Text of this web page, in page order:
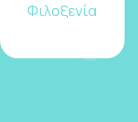
Φιλοξενία